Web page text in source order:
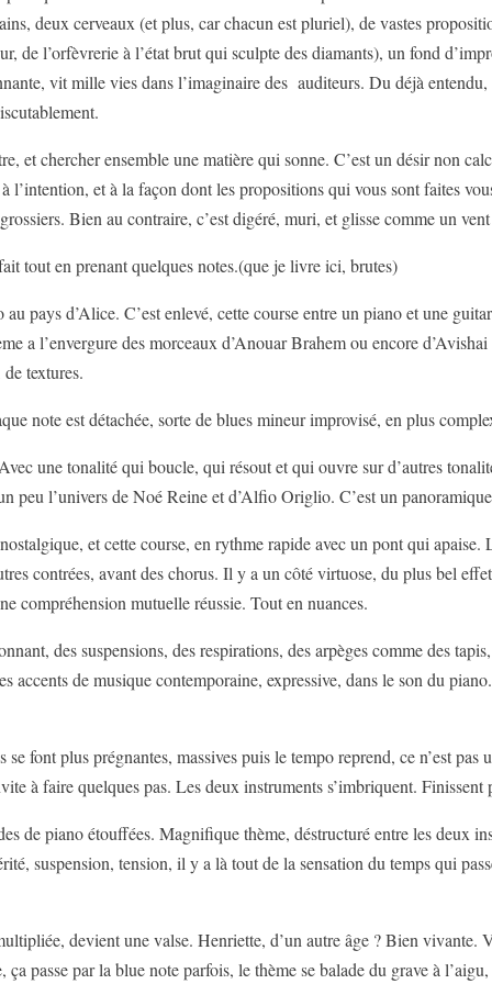
deux cerveaux (et plus, car chacun est pluriel), de vastes
de l’orfèvrerie à l’état brut qui sculpte des diamants), un fond
vit mille vies dans l’imaginaire des auditeurs. Du déjà
et chercher ensemble une matière qui sonne. C’est un désir non
l’intention, et à la façon dont les propositions qui vous sont faites
Bien au contraire, c’est digéré, muri, et glisse comme un
tout en prenant quelques notes.(que je livre ici, brutes)
pays d’Alice. C’est enlevé, cette course entre un piano et une
a l’envergure des morceaux d’Anouar Brahem ou encore
textures.
note est détachée, sorte de blues mineur improvisé, en plus
une tonalité qui boucle, qui résout et qui ouvre sur d’autres
peu l’univers de Noé Reine et d’Alfio Origlio. C’est un
et cette course, en rythme rapide avec un pont qui
contrées, avant des chorus. Il y a un côté virtuose, du plus bel
compréhension mutuelle réussie. Tout en nuances.
des suspensions, des respirations, des arpèges comme des
accents de musique contemporaine, expressive, dans le son du
se font plus prégnantes, massives puis le tempo reprend, ce n’est
à faire quelques pas. Les deux instruments s’imbriquent.
de piano étouffées. Magnifique thème, déstructuré entre les deux
suspension, tension, il y a là tout de la sensation du temps qui
devient une valse. Henriette, d’un autre âge ? Bien
passe par la blue note parfois, le thème se balade du grave à